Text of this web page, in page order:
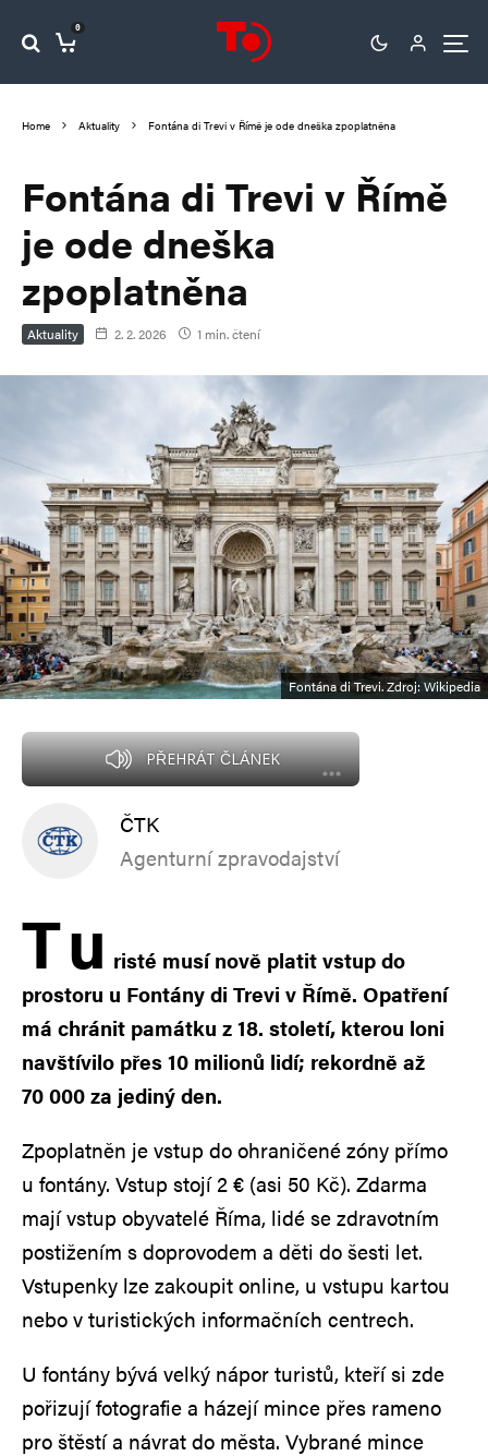
0
Home Aktuality Fontána di Trevi v Římě je ode dneška zpoplatněna
Fontána di Trevi v Římě
je ode dneška
zpoplatněna
Aktuality 2. 2. 2026 1 min. čtení
Fontána di Trevi. Zdroj: Wikipedia
PŘEHRÁT ČLÁNEK
ČTK
Agenturní zpravodajství
Tu risté musí nově platit vstup do
prostoru u Fontány di Trevi v Římě. Opatření
má chránit památku z 18. století, kterou loni
navštívilo přes 10 milionů lidí; rekordně až
70 000 za jediný den.
Zpoplatněn je vstup do ohraničené zóny přímo
u fontány. Vstup stojí 2 € (asi 50 Kč). Zdarma
mají vstup obyvatelé Říma, lidé se zdravotním
postižením s doprovodem a děti do šesti let.
Vstupenky lze zakoupit online, u vstupu kartou
nebo v turistických informačních centrech.
U fontány bývá velký nápor turistů, kteří si zde
pořizují fotografie a házejí mince přes rameno
pro štěstí a návrat do města. Vybrané mince